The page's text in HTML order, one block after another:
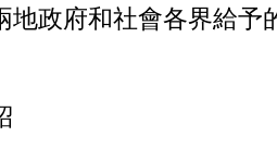
地政府和社會各界給予